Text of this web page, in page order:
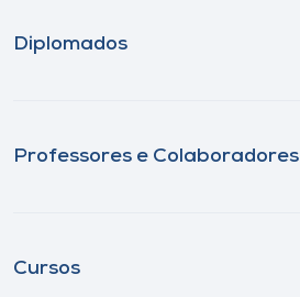
Diplomados
Professores e Colaboradores
Cursos